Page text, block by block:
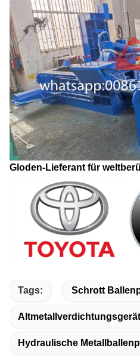
Gloden-Lieferant für
Tags: Schrott
Altmetallverdichtungsgerät
Hydraulische